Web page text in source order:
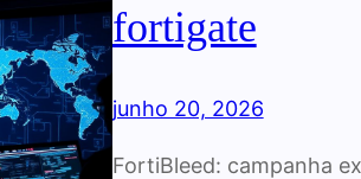
fortigate
junho 20, 2026
FortiBleed: campanha